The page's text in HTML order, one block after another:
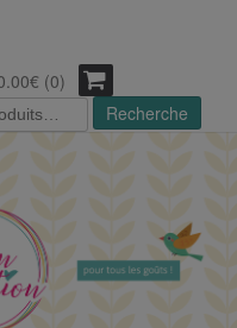
(0)
Recherche